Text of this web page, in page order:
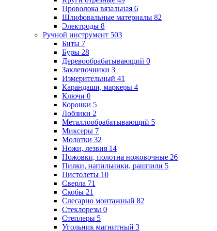
Проволока вязальная 6
Шлифовальные материалы 82
Электроды 8
Ручной инструмент 503
Биты 7
Буры 28
Деревообрабатывающий 0
Заклепочники 3
Измерительный 41
Карандаши, маркеры 4
Ключи 0
Коронки 5
Лобзики 2
Металлообрабатывающий 5
Миксеры 7
Молотки 32
Ножи, лезвия 14
Ножовки, полотна ножовочные 26
Пилки, напильники, рашпили 5
Пистолеты 10
Сверла 71
Скобы 21
Слесарно монтажный 82
Стеклорезы 0
Степлеры 5
Угольник магнитный 3